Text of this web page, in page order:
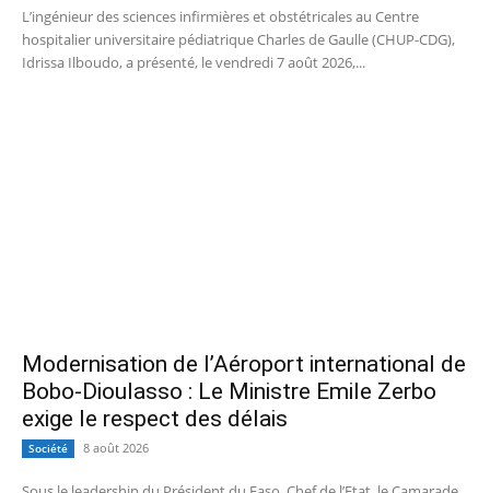
L’ingénieur des sciences infirmières et obstétricales au Centre
hospitalier universitaire pédiatrique Charles de Gaulle (CHUP-CDG),
Idrissa Ilboudo, a présenté, le vendredi 7 août 2026,...
Modernisation de l’Aéroport international de
Bobo-Dioulasso : Le Ministre Emile Zerbo
exige le respect des délais
Société 8 août 2026